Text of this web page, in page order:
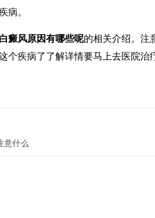
病。
癜风原因有哪些呢的相关介绍。注
个疾病了了解详情要马上去医院治
意什么